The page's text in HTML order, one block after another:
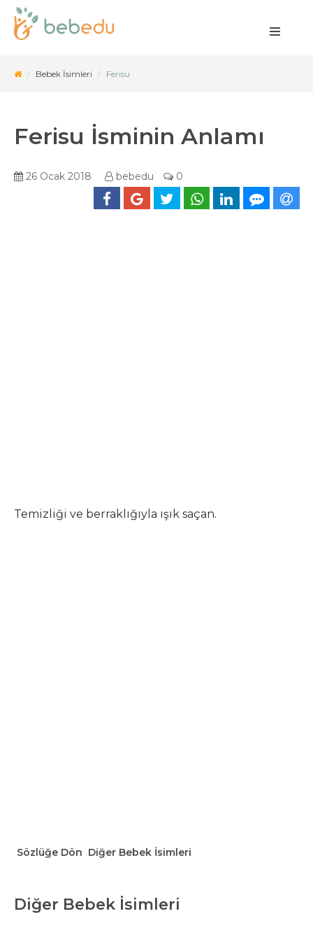
Bebek İsimleri Ferisu
Ferisu İsminin Anlamı
26 Ocak 2018 bebedu 0
Temizliği ve berraklığıyla ışık saçan.
Sözlüğe Dön Diğer Bebek İsimleri
Diğer Bebek İsimleri